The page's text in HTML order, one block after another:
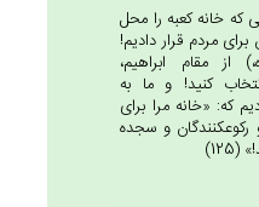
كه خانه كعبه را محل
مردم قرار داديم!
از مقام ابراهيم،
كنيد! و ما به
كه: «خانه مرا براى
ركوع‏كنندگان و سجده